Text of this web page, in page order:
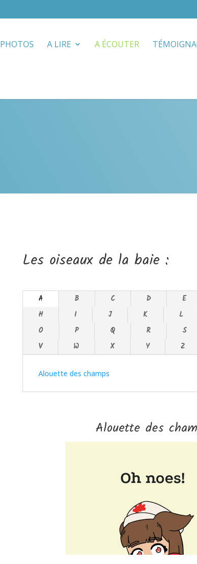
PHOTOS A LIRE A ÉCOUTER
Les oiseaux de la baie :
A B C D E
H
I J K L
O
P Q R S
V
W X Y Z
Alouette des champs
Alouette des